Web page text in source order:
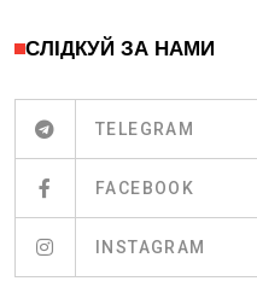
СЛІДКУЙ ЗА НАМИ
TELEGRAM
FACEBOOK
INSTAGRAM